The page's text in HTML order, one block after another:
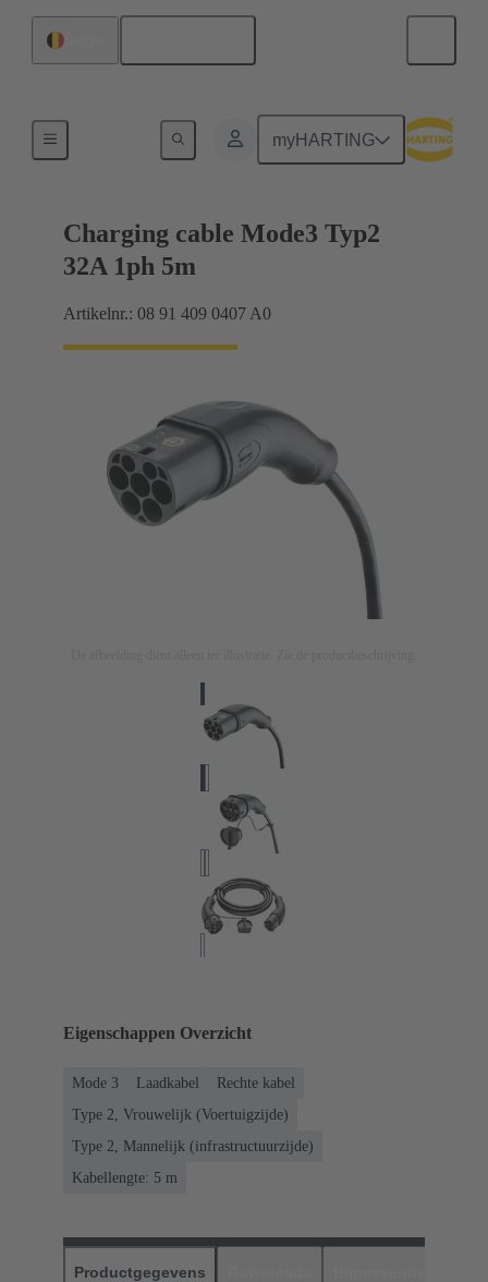
myHARTING
Charging cable Mode3 Typ2
32A 1ph 5m
Artikelnr.: 08 91 409 0407 A0
Eigenschappen Overzicht
Mode 3 Laadkabel
Rechte kabel
Type 2, Vrouwelijk (Voertuigzijde)
Type 2, Mannelijk (infrastructuurzijde)
Kabellengte: 5 m
Productgegevens